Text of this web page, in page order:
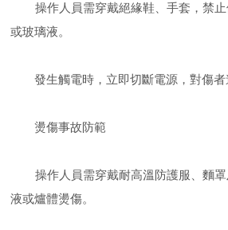
操作人員需穿戴絕緣鞋、手套，禁止
或玻璃液。
發生觸電時，立即切斷電源，對傷者
燙傷事故防範
操作人員需穿戴耐高溫防護服、麵罩
液或爐體燙傷。